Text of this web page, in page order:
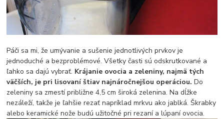
Páči sa mi, že umývanie a sušenie jednotlivých prvkov je
jednoduché a bezproblémové. Všetky časti sú odskrutkované a
ľahko sa dajú vybrať. Krájanie ovocia a zeleniny, najmä tých
väčších, je pri lisovaní štiav najnáročnejšou operáciou.Do
zeleniny sa zmestí približne 4,5 cm široká zelenina. Na dĺžke
nezáleží, takže je ľahšie rezať napríklad mrkvu ako jablká. Škrabky
alebo keramické nože budú užitočné pri rezaní a lúpaní ovocia.